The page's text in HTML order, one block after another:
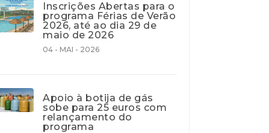
Inscrições Abertas para o
programa Férias de Verão
2026, até ao dia 29 de
maio de 2026
04 - MAI - 2026
Apoio à botija de gás
sobe para 25 euros com
relançamento do
programa